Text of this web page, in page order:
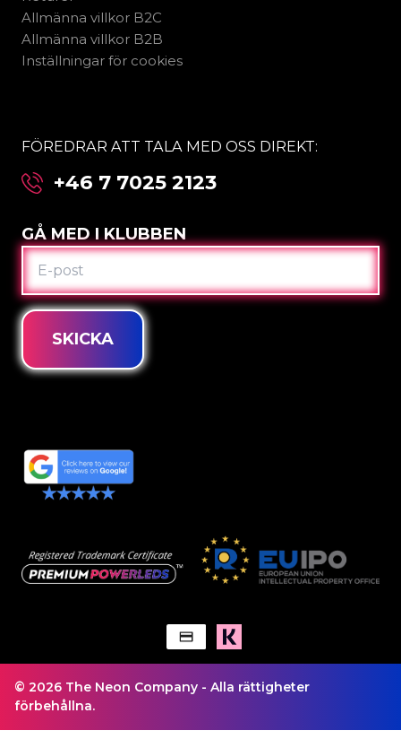
Allmänna villkor B2C
Allmänna villkor B2B
Inställningar för cookies
FÖREDRAR ATT TALA MED OSS DIREKT:
+46 7 7025 2123
GÅ MED I KLUBBEN
E-
POST
SKICKA
© 2026 The Neon Company - Alla rättigheter
förbehållna.